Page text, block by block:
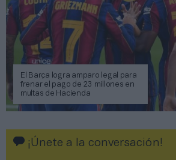
El Barça logra amparo legal para
frenar el pago de 23 millones en
multas de Hacienda
¡Únete a la conversación!